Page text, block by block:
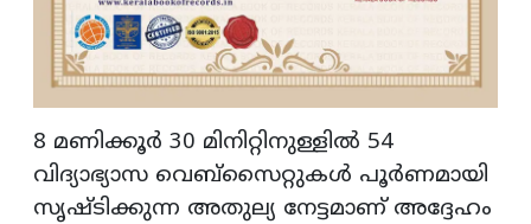
8 മണിക്കൂർ 30 മിനിറ്റിനുള്ളിൽ 54
വിദ്യാഭ്യാസ വെബ്സൈറ്റുകൾ പൂർണമായി
സൃഷ്ടിക്കുന്ന അതുല്യ നേട്ടമാണ് അദ്ദേഹം